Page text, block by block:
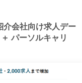
介会社向け求人デー
パーソルキャリ